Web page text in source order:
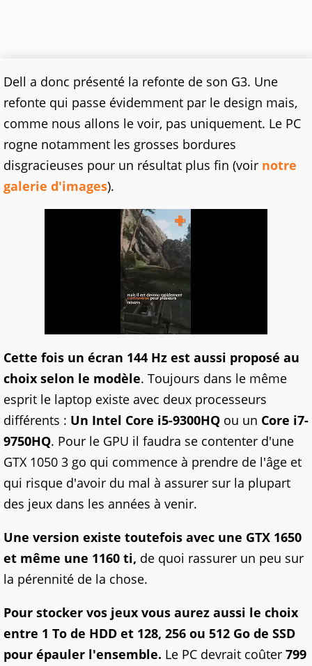
Dell a donc présenté la refonte de son G3. Une
refonte qui passe évidemment par le design mais,
comme nous allons le voir, pas uniquement. Le PC
rogne notamment les grosses bordures
disgracieuses pour un résultat plus fin (voir notre
galerie d'images).
Cette fois un écran 144 Hz est aussi proposé au
choix selon le modèle. Toujours dans le même
esprit le laptop existe avec deux processeurs
différents : Un Intel Core i5-9300HQ ou un Core i7-
9750HQ. Pour le GPU il faudra se contenter d'une
GTX 1050 3 go qui commence à prendre de l'âge et
qui risque d'avoir du mal à assurer sur la plupart
des jeux dans les années à venir.
Une version existe toutefois avec une GTX 1650
et même une 1160 ti, de quoi rassurer un peu sur
la pérennité de la chose.
Pour stocker vos jeux vous aurez aussi le choix
entre 1 To de HDD et 128, 256 ou 512 Go de SSD
pour épauler l'ensemble. Le PC devrait coûter 799